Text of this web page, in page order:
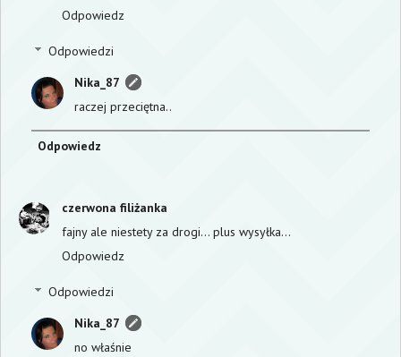
Odpowiedz
Odpowiedzi
Nika_87
raczej przeciętna..
Odpowiedz
czerwona filiżanka
fajny ale niestety za drogi... plus wysyłka...
Odpowiedz
Odpowiedzi
Nika_87
no właśnie